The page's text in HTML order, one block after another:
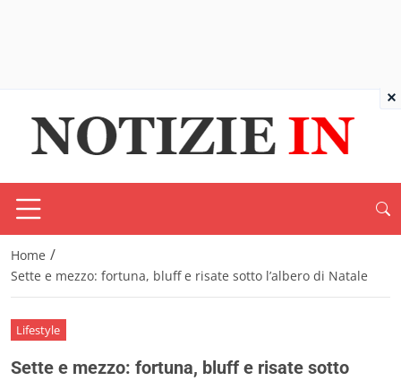
Home /
Sette e mezzo: fortuna, bluff e risate sotto l’albero di Natale
Lifestyle
Sette e mezzo: fortuna, bluff e risate sotto
×